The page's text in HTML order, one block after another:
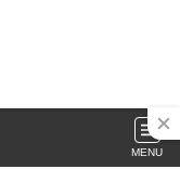
MENU